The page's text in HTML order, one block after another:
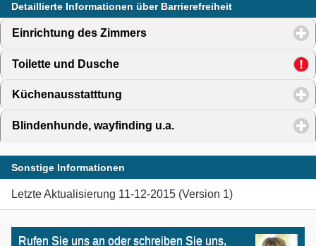
Detaillierte Informationen über Barrierefreiheit
Einrichtung des Zimmers
Toilette und Dusche
Küchenausstatttung
Blindenhunde, wayfinding u.a. click to expand contents
Sonstige Informationen
Letzte Aktualisierung 11-12-2015 (Version 1)
Rufen Sie uns an oder schreiben Sie uns,